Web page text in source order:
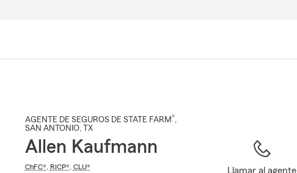
AGENTE DE SEGUROS DE STATE FARM®,
SAN ANTONIO, TX
Allen Kaufmann
ChFC®, RICP®, CLU®
Llamar al agente